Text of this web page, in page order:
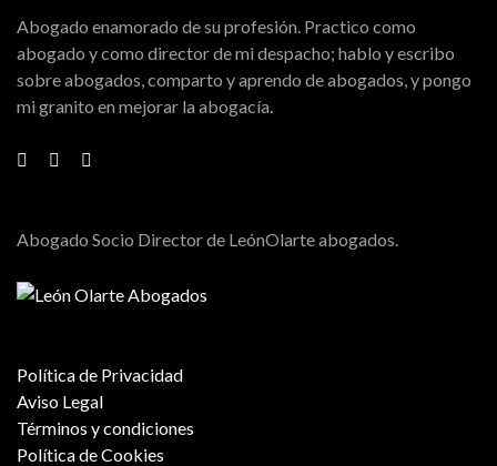
Abogado enamorado de su profesión. Practico como
abogado y como director de mi despacho; hablo y escribo
sobre abogados, comparto y aprendo de abogados, y pongo
mi granito en mejorar la abogacía.
Abogado Socio Director de LeónOlarte abogados.
Política de Privacidad
Aviso Legal
Términos y condiciones
Política de Cookies